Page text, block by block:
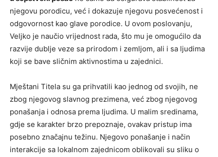
njegovu porodicu, već i dokazuje njegovu posvećenost i
odgovornost kao glave porodice. U ovom poslovanju,
Veljko je naučio vrijednost rada, što mu je omogućilo da
razvije dublje veze sa prirodom i zemljom, ali i sa ljudima
koji se bave sličnim aktivnostima u zajednici.
Mještani Titela su ga prihvatili kao jednog od svojih, ne
zbog njegovog slavnog prezimena, već zbog njegovog
ponašanja i odnosa prema ljudima. U malim sredinama,
gdje se karakter brzo prepoznaje, ovakav pristup ima
posebno značajnu težinu. Njegovo ponašanje i način
interakcije sa lokalnom zajednicom oblikovali su sliku o